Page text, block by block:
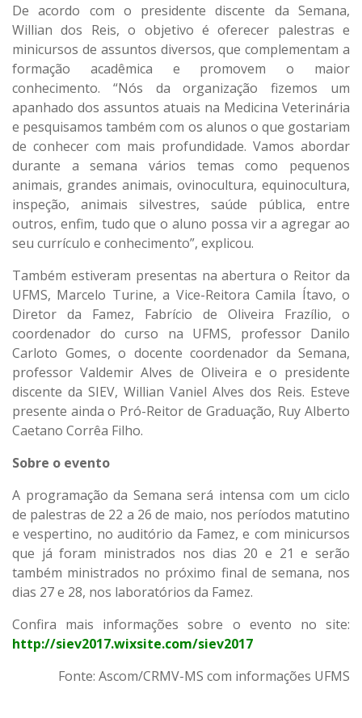
De acordo com o presidente discente da Semana,
Willian dos Reis, o objetivo é oferecer palestras e
minicursos de assuntos diversos, que complementam a
formação acadêmica e promovem o maior
conhecimento. “Nós da organização fizemos um
apanhado dos assuntos atuais na Medicina Veterinária
e pesquisamos também com os alunos o que gostariam
de conhecer com mais profundidade. Vamos abordar
durante a semana vários temas como pequenos
animais, grandes animais, ovinocultura, equinocultura,
inspeção, animais silvestres, saúde pública, entre
outros, enfim, tudo que o aluno possa vir a agregar ao
seu currículo e conhecimento”, explicou.
Também estiveram presentas na abertura o Reitor da
UFMS, Marcelo Turine, a Vice-Reitora Camila Ítavo, o
Diretor da Famez, Fabrício de Oliveira Frazílio, o
coordenador do curso na UFMS, professor Danilo
Carloto Gomes, o docente coordenador da Semana,
professor Valdemir Alves de Oliveira e o presidente
discente da SIEV, Willian Vaniel Alves dos Reis. Esteve
presente ainda o Pró-Reitor de Graduação, Ruy Alberto
Caetano Corrêa Filho.
Sobre o evento
A programação da Semana será intensa com um ciclo
de palestras de 22 a 26 de maio, nos períodos matutino
e vespertino, no auditório da Famez, e com minicursos
que já foram ministrados nos dias 20 e 21 e serão
também ministrados no próximo final de semana, nos
dias 27 e 28, nos laboratórios da Famez.
Confira mais informações sobre o evento no site:
http://siev2017.wixsite.com/siev2017
Fonte: Ascom/CRMV-MS com informações UFMS